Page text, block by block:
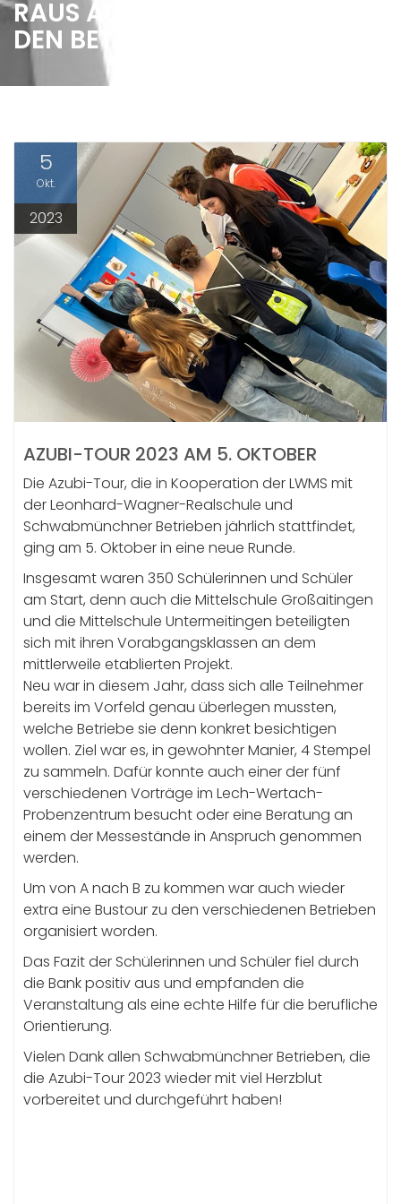
RAUS AUS DER SCHULE – REIN
DEN BETRIEB
5
Okt.
2023
AZUBI-TOUR 2023 AM 5. OKTOBER
Die Azubi-Tour, die in Kooperation der LWMS mit
der Leonhard-Wagner-Realschule und
Schwabmünchner Betrieben jährlich stattfindet,
ging am 5. Oktober in eine neue Runde.
Insgesamt waren 350 Schülerinnen und Schüler
am Start, denn auch die Mittelschule Großaitingen
und die Mittelschule Untermeitingen beteiligten
sich mit ihren Vorabgangsklassen an dem
mittlerweile etablierten Projekt.
Neu war in diesem Jahr, dass sich alle Teilnehmer
bereits im Vorfeld genau überlegen mussten,
welche Betriebe sie denn konkret besichtigen
wollen. Ziel war es, in gewohnter Manier, 4 Stempel
zu sammeln. Dafür konnte auch einer der fünf
verschiedenen Vorträge im Lech-Wertach-
Probenzentrum besucht oder eine Beratung an
einem der Messestände in Anspruch genommen
werden.
Um von A nach B zu kommen war auch wieder
extra eine Bustour zu den verschiedenen Betrieben
organisiert worden.
Das Fazit der Schülerinnen und Schüler fiel durch
die Bank positiv aus und empfanden die
Veranstaltung als eine echte Hilfe für die berufliche
Orientierung.
Vielen Dank allen Schwabmünchner Betrieben, die
die Azubi-Tour 2023 wieder mit viel Herzblut
vorbereitet und durchgeführt haben!